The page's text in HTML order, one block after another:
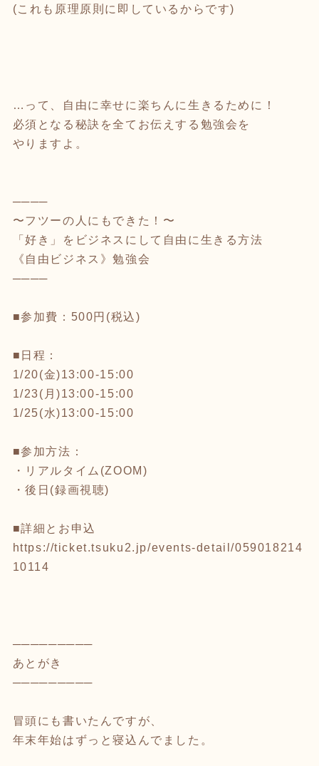
(これも原理原則に即しているからです)
…って、自由に幸せに楽ちんに生きるために！
必須となる秘訣を全てお伝えする勉強会を
やりますよ。
────
〜フツーの人にもできた！〜
「好き」をビジネスにして自由に生きる方法
《自由ビジネス》勉強会
────
■参加費：500円(税込)
■日程：
1/20(金)13:00-15:00
1/23(月)13:00-15:00
1/25(水)13:00-15:00
■参加方法：
・リアルタイム(ZOOM)
・後日(録画視聴)
■詳細とお申込
https://ticket.tsuku2.jp/events-detail/059018214
10114
─────────
あとがき
─────────
冒頭にも書いたんですが、
年末年始はずっと寝込んでました。